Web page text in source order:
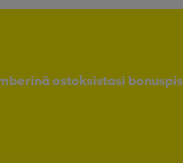
ostoksistasi